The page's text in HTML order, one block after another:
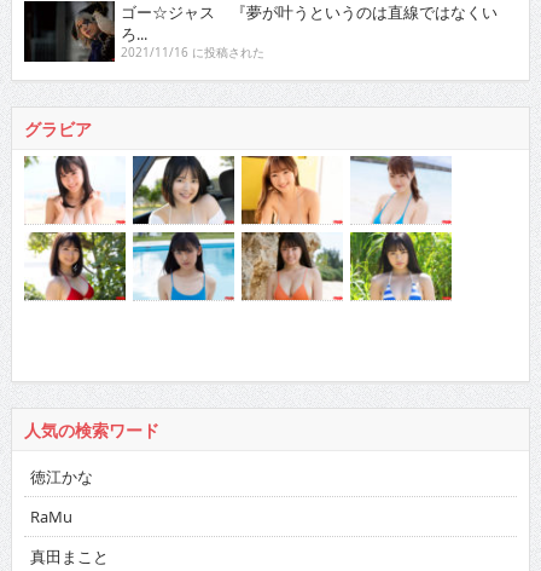
ゴー☆ジャス 『夢が叶うというのは直線ではなくい
ろ...
2021/11/16 に投稿された
グラビア
人気の検索ワード
徳江かな
RaMu
真田まこと